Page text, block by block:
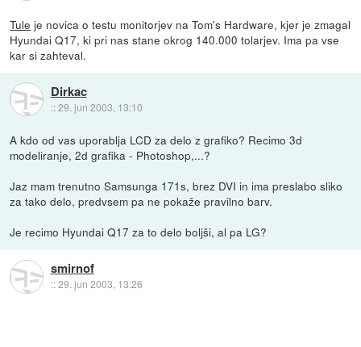
Tule je novica o testu monitorjev na Tom's Hardware, kjer je zmagal
Hyundai Q17, ki pri nas stane okrog 140.000 tolarjev. Ima pa vse
kar si zahteval.
Dirkac
::29. jun 2003, 13:10
A kdo od vas uporablja LCD za delo z grafiko? Recimo 3d
modeliranje, 2d grafika - Photoshop,...?
Jaz mam trenutno Samsunga 171s, brez DVI in ima preslabo sliko
za tako delo, predvsem pa ne pokaže pravilno barv.
Je recimo Hyundai Q17 za to delo boljši, al pa LG?
smirnof
::29. jun 2003, 13:26